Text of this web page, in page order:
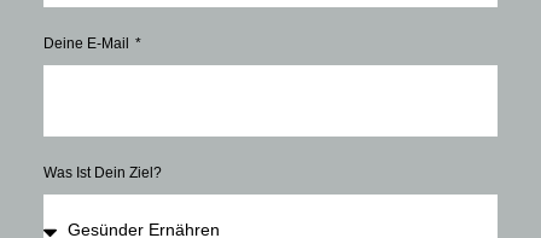
Deine E-Mail
Was Ist Dein Ziel?